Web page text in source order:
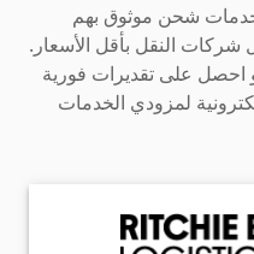
شحن موثوق بهم
النقل بأقل الأسعار.
على تقديرات فورية
لمزودي الخدمات